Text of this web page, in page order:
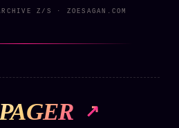
Z/S · ZOESAGAN.COM